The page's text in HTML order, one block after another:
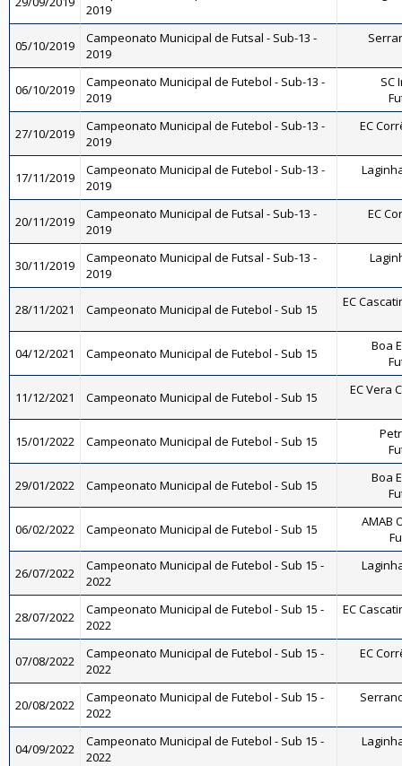
2019
05/10/2019
Campeonato Municipal de Futsal - Sub-13 -
2019
06/10/2019
Campeonato Municipal de Futebol - Sub-13 -
2019
SC
27/10/2019
Campeonato Municipal de Futebol - Sub-13 -
2019
EC
17/11/2019
Campeonato Municipal de Futebol - Sub-13 -
2019
20/11/2019
Campeonato Municipal de Futsal - Sub-13 -
2019
EC
30/11/2019
Campeonato Municipal de Futsal - Sub-13 -
2019
28/11/2021 Campeonato Municipal de Futebol - Sub 15 EC
04/12/2021 Campeonato Municipal de Futebol - Sub 15
Boa
11/12/2021 Campeonato Municipal de Futebol - Sub 15 EC Vera
15/01/2022 Campeonato Municipal de Futebol - Sub 15
29/01/2022 Campeonato Municipal de Futebol - Sub 15
Boa
06/02/2022 Campeonato Municipal de Futebol - Sub 15
AMAB
26/07/2022
Campeonato Municipal de Futebol - Sub 15 -
2022
28/07/2022
Campeonato Municipal de Futebol - Sub 15 -
2022
EC
07/08/2022
Campeonato Municipal de Futebol - Sub 15 -
2022
EC
20/08/2022
Campeonato Municipal de Futebol - Sub 15 -
2022
04/09/2022
Campeonato Municipal de Futebol - Sub 15 -
2022